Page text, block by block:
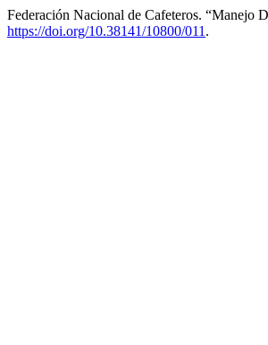
Federación Nacional de Cafeteros.
https://doi.org/10.38141/10800/011 .